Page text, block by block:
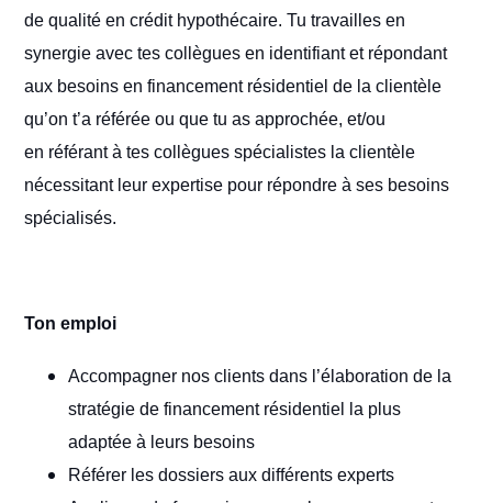
de qualité en crédit hypothécaire. Tu travailles en
synergie avec tes collègues en identifiant et répondant
aux besoins en financement résidentiel de la clientèle
qu’on t’a référée ou que tu as approchée, et/ou
en référant à tes collègues spécialistes la clientèle
nécessitant leur expertise pour répondre à ses besoins
spécialisés.
Ton emploi
Accompagner nos clients dans l’élaboration de la
stratégie de financement résidentiel la plus
adaptée à leurs besoins
Référer les dossiers aux différents experts